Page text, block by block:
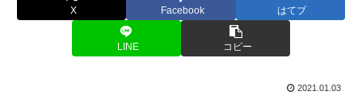
X Facebook はてブ
LINE コピー
2021.01.03